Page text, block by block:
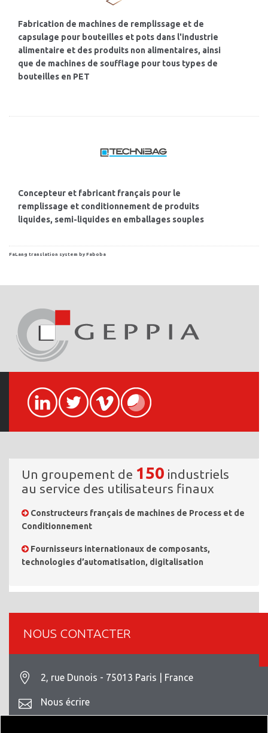
Fabrication de machines de remplissage et de
capsulage pour bouteilles et pots dans l'industrie
alimentaire et des produits non alimentaires, ainsi
que de machines de soufflage pour tous types de
bouteilles en PET
Concepteur et fabricant français pour le
remplissage et conditionnement de produits
liquides, semi-liquides en emballages souples
FaLang translation system by Faboba
Un groupement de 150 industriels
au service des utilisateurs finaux
Constructeurs français de machines de Process et de
Conditionnement
Fournisseurs internationaux de composants,
technologies d’automatisation, digitalisation
NOUS CONTACTER
2, rue Dunois - 75013 Paris | France
Nous écrire